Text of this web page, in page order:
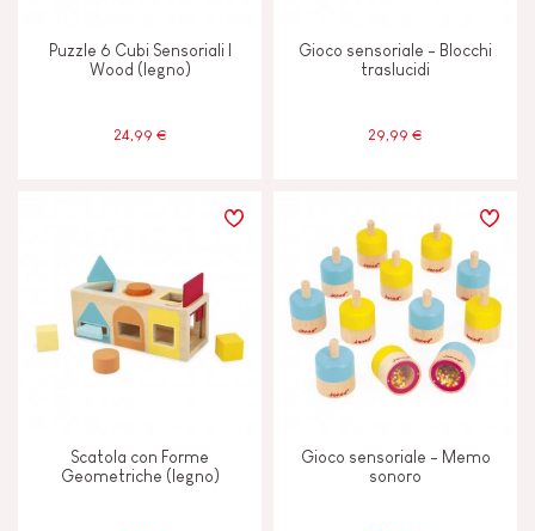
Memorizzare e assimilare
Toccare, vedere e ascoltare
CARATTERISTICHE
Colori ad Acqua
Puzzle 6 Cubi Sensoriali I
Wood (legno)
24,99 €
Gioco sensoriale - Blocchi
traslucidi
29,99 €
Scatola con Forme
Geometriche (legno)
Gioco sensoriale - Memo
sonoro